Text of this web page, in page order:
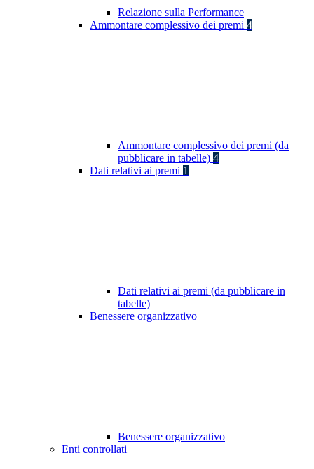
Relazione sulla Performance
Ammontare complessivo dei premi 4
Ammontare complessivo dei premi (da
pubblicare in tabelle) 4
Dati relativi ai premi 1
Dati relativi ai premi (da pubblicare in
tabelle)
Benessere organizzativo
Benessere organizzativo
Enti controllati